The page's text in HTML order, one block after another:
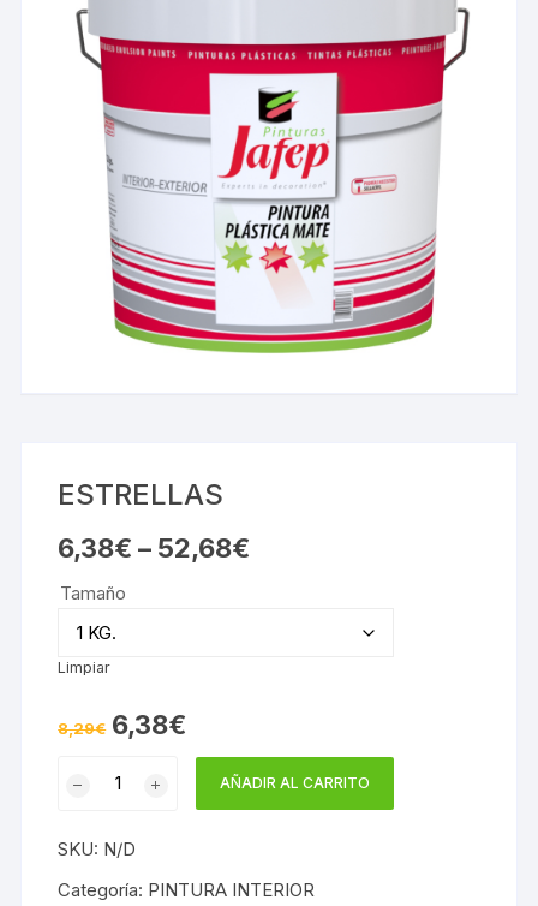
ESTRELLAS
6,38€ – 52,68€
Tamaño
Limpiar
8,29€ El
precio
era:
8,29€.
6,38€
actual
6,38€.
cantidad
AÑADIR AL CARRITO
SKU: N/D
Categoría: PINTURA INTERIOR